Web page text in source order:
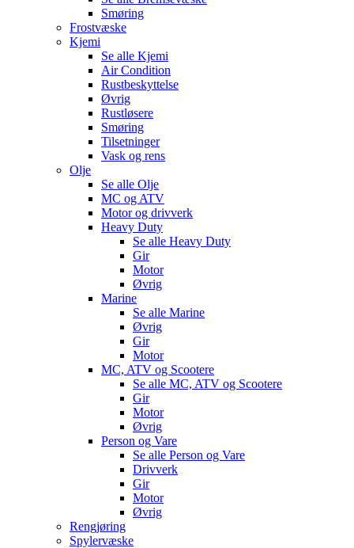
Smøring
Frostvæske
Kjemi
Se alle Kjemi
Air Condition
Rustbeskyttelse
Øvrig
Rustløsere
Smøring
Tilsetninger
Vask og rens
Olje
Se alle Olje
MC og ATV
Motor og drivverk
Heavy Duty
Se alle Heavy Duty
Gir
Motor
Øvrig
Marine
Se alle Marine
Øvrig
Gir
Motor
MC, ATV og Scootere
Se alle MC, ATV og Scootere
Gir
Motor
Øvrig
Person og Vare
Se alle Person og Vare
Drivverk
Gir
Motor
Øvrig
Rengjøring
Spylervæske